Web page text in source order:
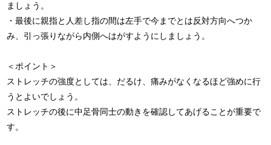
ましょう。
・最後に親指と人差し指の間は左手で今までとは反対方向へつか
み、引っ張りながら内側へはがすようにしましょう。
＜ポイント＞
ストレッチの強度としては、だるけ、痛みがなくなるほど強めに行
うとよいでしょう。
ストレッチの後に中足骨同士の動きを確認してあげることが重要で
す。